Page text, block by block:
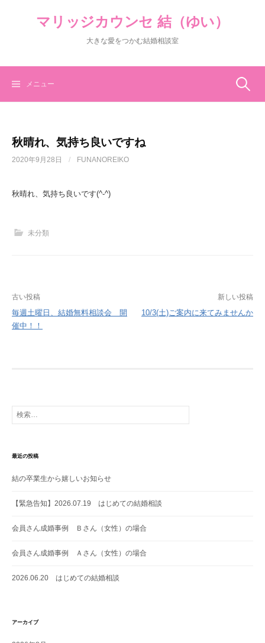
マリッジカウンセ 結（ゆい）
大きな愛をつかむ結婚相談室
メニュー 検
秋晴れ、気持ち良いですね
2020年9月28日 / FUNANOREIKO
秋晴れ、気持ち良いです(^-^)
未分類
投
稿
ナ
ョ
ン
古い投稿
毎週土曜日、結婚無料相談会 開
催中！！
新しい投稿
10/3(土)ご案内に来てみませんか
検
索:
最近の投稿
結の卒業生から嬉しいお知らせ
【緊急告知】2026.07.19 はじめての結婚相談
会員さん成婚事例 Ｂさん（女性）の場合
会員さん成婚事例 Ａさん（女性）の場合
2026.06.20 はじめての結婚相談
アーカイブ